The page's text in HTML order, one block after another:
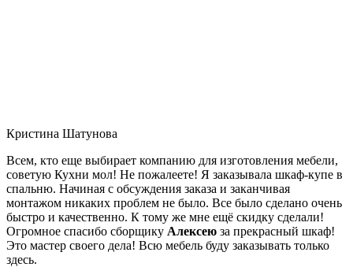
Кристина Шатунова
Всем, кто еще выбирает компанию для изготовления мебели,
советую Кухни мол! Не пожалеете! Я заказывала шкаф-купе в
спальню. Начиная с обсуждения заказа и заканчивая
монтажом никаких проблем не было. Все было сделано очень
быстро и качественно. К тому же мне ещё скидку сделали!
Огромное спасибо сборщику Алексею за прекрасный шкаф!
Это мастер своего дела! Всю мебель буду заказывать только
здесь.